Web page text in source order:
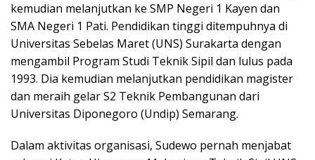
kemudian melanjutkan ke SMP Negeri 1 Kayen dan
SMA Negeri 1 Pati. Pendidikan tinggi ditempuhnya di
Universitas Sebelas Maret (UNS) Surakarta dengan
mengambil Program Studi Teknik Sipil dan lulus pada
1993. Dia kemudian melanjutkan pendidikan magister
dan meraih gelar S2 Teknik Pembangunan dari
Universitas Diponegoro (Undip) Semarang.
Dalam aktivitas organisasi, Sudewo pernah menjabat